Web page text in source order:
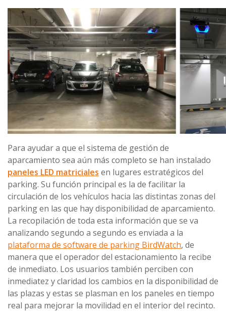
Para ayudar a que el sistema de gestión de
aparcamiento sea aún más completo se han instalado
paneles LED matriciales en lugares estratégicos del
parking. Su función principal es la de facilitar la
circulación de los vehículos hacia las distintas zonas del
parking en las que hay disponibilidad de aparcamiento.
La recopilación de toda esta información que se va
analizando segundo a segundo es enviada a la
plataforma de software de parking BirdWatch, de
manera que el operador del estacionamiento la recibe
de inmediato. Los usuarios también perciben con
inmediatez y claridad los cambios en la disponibilidad de
las plazas y estas se plasman en los paneles en tiempo
real para mejorar la movilidad en el interior del recinto.